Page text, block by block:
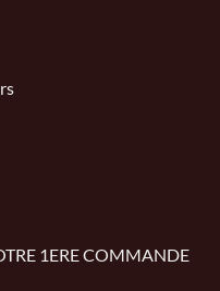
1ERE COMMANDE